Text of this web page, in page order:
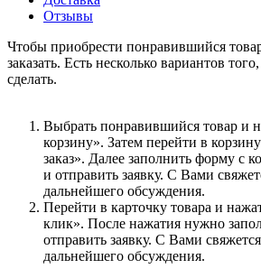
Отзывы
Чтобы приобрести понравившийся
заказать. Есть несколько вариантов
сделать.
Выбрать понравившийся товар и
корзину». Затем перейти в
заказ». Далее заполнить форму с
и отправить заявку. С Вами
дальнейшего обсуждения.
Перейти в карточку товара и
клик». После нажатия нужно
отправить заявку. С Вами
дальнейшего обсуждения.